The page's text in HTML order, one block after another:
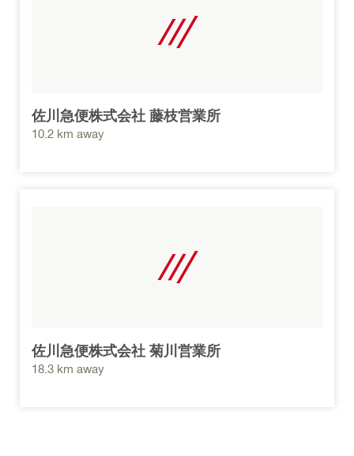
佐川急便株式会社 藤枝営業所
10.2 km away
佐川急便株式会社 菊川営業所
18.3 km away